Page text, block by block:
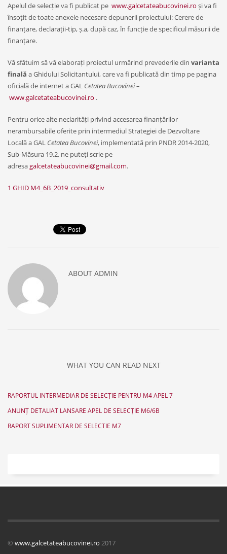
Apelul de selecție va fi publicat pe www.galcetateabucovinei.ro și va fi
însoțit de toate anexele necesare depunerii proiectului: Cerere de
finanțare, declarații-tip, ș.a, după caz, în funcție de specificul măsurii de
finanțare.
Vă sfătuim să vă elaborați proiectul urmărind prevederile din varianta
finală a Ghidului Solicitantului, care va fi publicată din timp pe pagina
oficială de internet a GAL Cetatea Bucovinei–
www.galcetateabucovinei.ro .
Pentru orice alte neclarități privind accesarea finanțărilor
nerambursabile oferite prin intermediul Strategiei de Dezvoltare
Locală a GAL Cetatea Bucovinei, implementată prin PNDR 2014-2020,
Sub-Măsura 19.2, ne puteți scrie pe
adresagalcetateabucovinei@gmail.com.
1 GHID M4_6B_2019_consultativ
ABOUT ADMIN
WHAT YOU CAN READ NEXT
RAPORTUL INTERMEDIAR DE SELECȚIE PENTRU M4 APEL 7
ANUNȚ DETALIAT LANSARE APEL DE SELECȚIE M6/6B
RAPORT SUPLIMENTAR DE SELECTIE M7
© www.galcetateabucovinei.ro 2017